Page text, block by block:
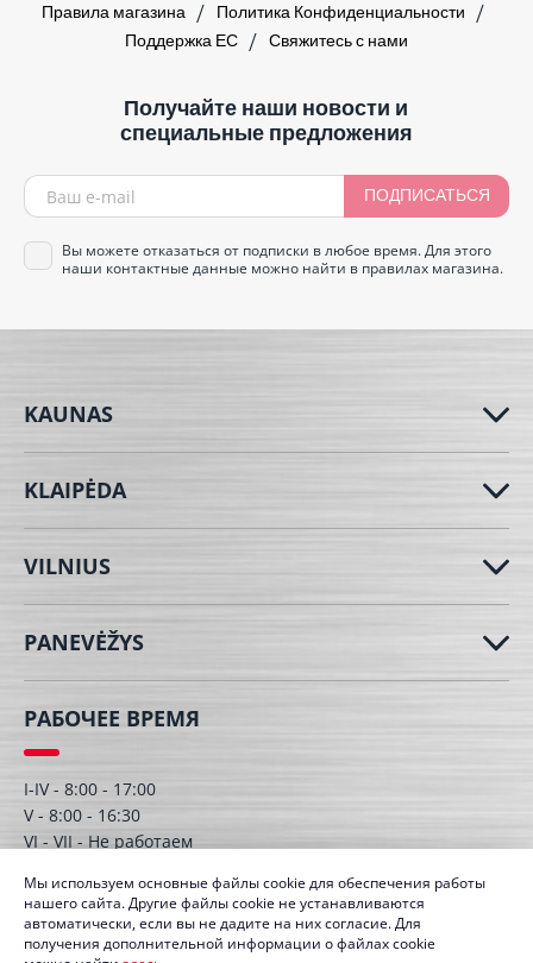
Правила магазина
Политика Конфиденциальности
Поддержка ЕС
Свяжитесь с нами
Получайте наши новости и
специальные предложения
ПОДПИСАТЬСЯ
Вы можете отказаться от подписки в любое время. Для этого
наши контактные данные можно найти в правилах магазина.
KAUNAS
KLAIPĖDA
VILNIUS
PANEVĖŽYS
РАБОЧЕЕ ВРЕМЯ
I-IV - 8:00 - 17:00
V - 8:00 - 16:30
VI - VII - Hе работаем
Мы используем основные файлы cookie для обеспечения работы
нашего сайта. Другие файлы cookie не устанавливаются
автоматически, если вы не дадите на них согласие. Для
получения дополнительной информации о файлах cookie